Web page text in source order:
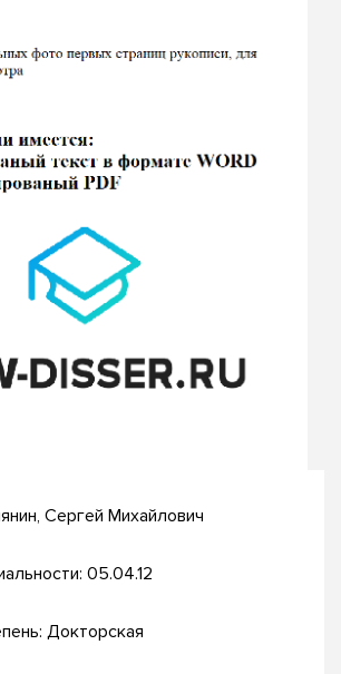
Сергей Михайлович
05.04.12
Докторская